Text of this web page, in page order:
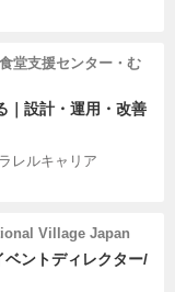
堂支援センター・む
｜設計・運用・改善
レルキャリア
Village Japan
ベントディレクター/